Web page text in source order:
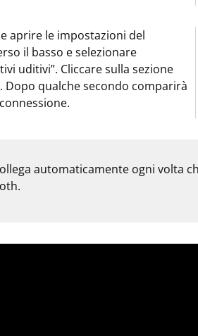
aprire le impostazioni del
il basso e selezionare
uditivi”. Cliccare sulla sezione
Dopo qualche secondo comparirà
automaticamente ogni volta